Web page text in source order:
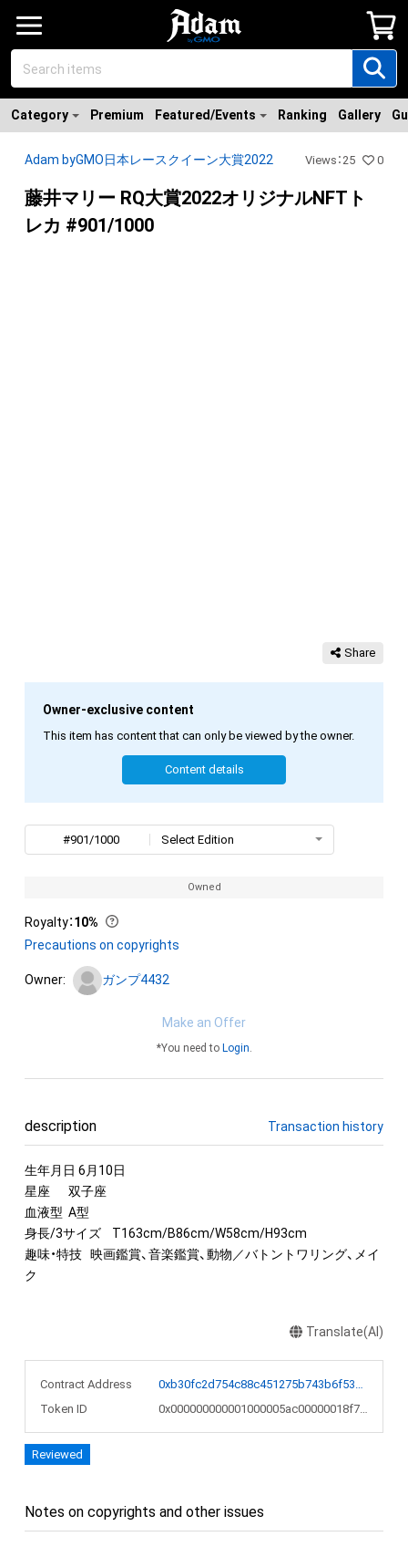
Category Premium Featured/Events Ranking Gallery
Adam byGMO日本レースクイーン大賞2022 Views ：25 0
藤井マリー RQ大賞2022オリジナルNFTト
レカ #901/1000
Share
Owner-exclusive content
This item has content that can only be viewed by the owner.
Content details
#901/1000 Select Edition
Owned
Royalty：10%
Precautions on copyrights
Owner: ガンプ4432
Make an Offer
*You need to Login.
description Transaction history
生年月日 6月10日
星座	双子座
血液型	A型
身長/3サイズ	T163cm/B86cm/W58cm/H93cm
趣味・特技	映画鑑賞、音楽鑑賞、動物／バトントワリング、メイ
ク
Translate(AI)
Contract Address
0xb30fc2d754c88c451275b743b6f530f19f643683
Token ID
0x000000000001000005ac00000018f762
Reviewed
Notes on copyrights and other issues